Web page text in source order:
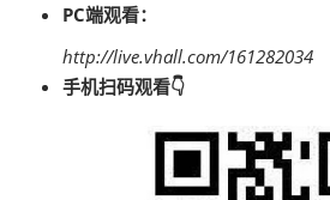
PC端观看：
http://live.vhall.com/161282034
手机扫码观看👇